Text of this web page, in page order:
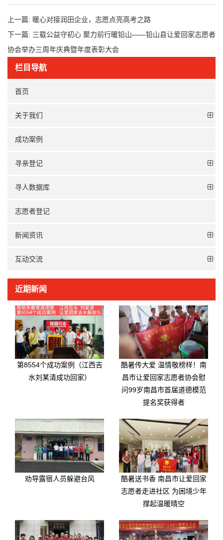
上一篇: 暖心对接润田企业，志愿点亮高考之路
下一篇: 三载公益守初心 聚力前行暖铅山——铅山县让爱回家志愿者
协会举办三周年庆典暨年度表彰大会
栏目导航
首页
关于我们
成功案例
寻亲登记
寻人数据库
志愿者登记
新闻资讯
互动交流
近期新闻
第8554个成功案例（江西吉
水刘某清成功回家）
酷暑传大爱 温情敬榜样！南
昌市让爱回家志愿者协会慰
问99岁南昌市首届道德模范
提名奖获得者
劝导露宿人员躲避台风
酷暑送书香 南昌市让爱回家
志愿者走进社区 为困境少年
撑起温暖晴空